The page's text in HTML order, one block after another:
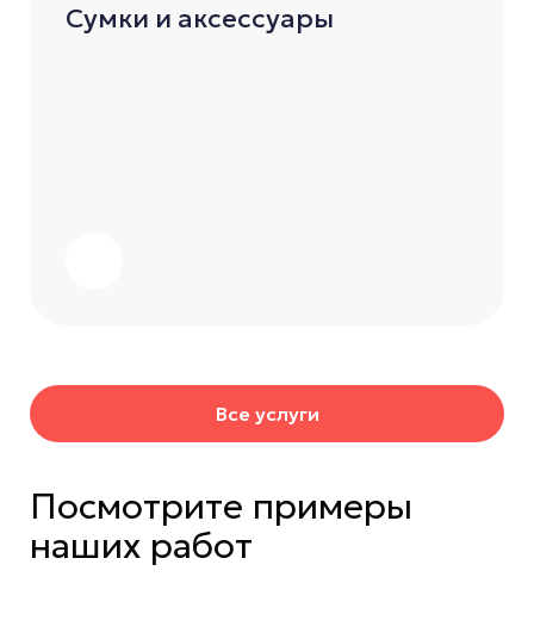
Сумки и аксессуары
Все услуги
Посмотрите примеры
наших работ